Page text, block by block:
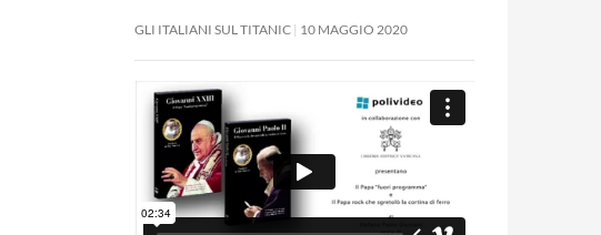
GLI ITALIANI SUL TITANIC 10 MAGGIO 2020